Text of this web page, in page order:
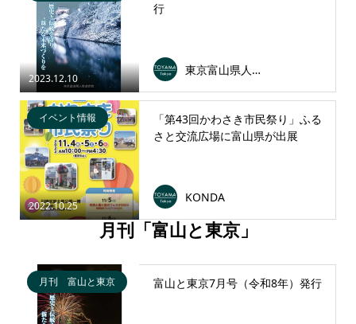
2023.12.10
行
東京富山県人会連合会
2022.10.25
イベント情報
「第43回かわさき市民祭り」ふる
さと交流広場に富山県が出展
KONDA
月刊「富山と東京」
月刊 富山と東京 富山と東京7月号（令和8年）発行